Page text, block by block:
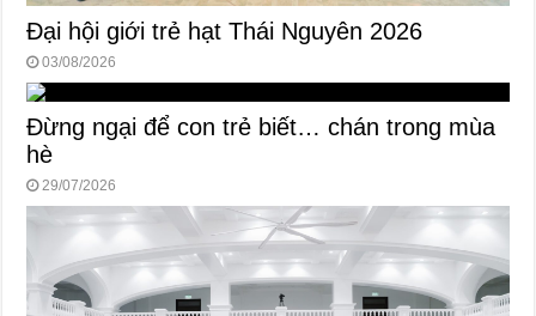
Đại hội giới trẻ hạt Thái Nguyên 2026
03/08/2026
Đừng ngại để con trẻ biết… chán trong mùa
hè
29/07/2026